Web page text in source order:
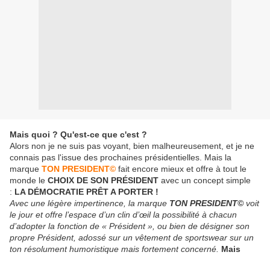
Mais quoi ? Qu'est-ce que c'est ?
Alors non je ne suis pas voyant, bien malheureusement, et je ne
connais pas l'issue des prochaines présidentielles. Mais la
marque TON PRESIDENT© fait encore mieux et offre à tout le
monde le CHOIX DE SON PRÉSIDENT avec un concept simple
: LA DÉMOCRATIE PRÊT A PORTER !
Avec une légère impertinence, la marque TON PRESIDENT©voit
le jour et offre l’espace d’un clin d’œil la possibilité à chacun
d’adopter la fonction de « Président », ou bien de désigner son
propre Président, adossé sur un vêtement de sportswear sur un
ton résolument humoristique mais fortement concerné. Mais